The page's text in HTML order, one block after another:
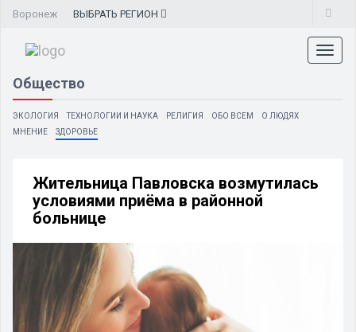
Воронеж ВЫБРАТЬ РЕГИОН
Общество
ЭКОЛОГИЯ ТЕХНОЛОГИИ И НАУКА РЕЛИГИЯ ОБО ВСЕМ
О ЛЮДЯХ
МНЕНИЕ
ЗДОРОВЬЕ
Жительница Павловска возмутилась
условиями приёма в районной
больнице